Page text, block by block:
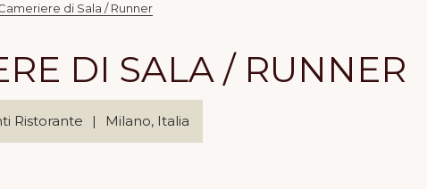
di Sala / Runner
DI SALA / RUNNER
Ristorante | Milano, Italia